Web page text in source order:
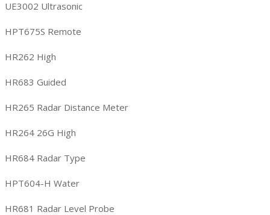
UE3002 Ultrasonic
HPT675S Remote
HR262 High
HR683 Guided
HR265 Radar Distance Meter
HR264 26G High
HR684 Radar Type
HPT604-H Water
HR681 Radar Level Probe